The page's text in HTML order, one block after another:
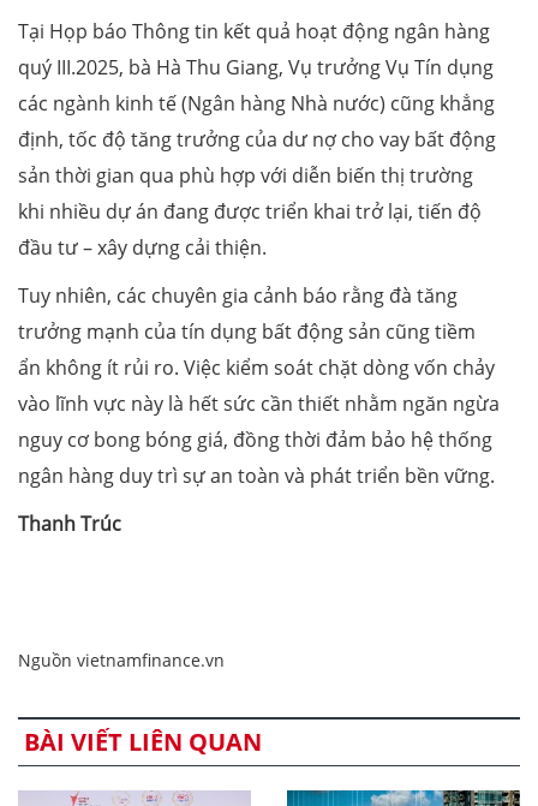
Tại Họp báo Thông tin kết quả hoạt động ngân hàng
quý III.2025, bà Hà Thu Giang, Vụ trưởng Vụ Tín dụng
các ngành kinh tế (Ngân hàng Nhà nước) cũng khẳng
định, tốc độ tăng trưởng của dư nợ cho vay bất động
sản thời gian qua phù hợp với diễn biến thị trường
khi nhiều dự án đang được triển khai trở lại, tiến độ
đầu tư – xây dựng cải thiện.
Tuy nhiên, các chuyên gia cảnh báo rằng đà tăng
trưởng mạnh của tín dụng bất động sản cũng tiềm
ẩn không ít rủi ro. Việc kiểm soát chặt dòng vốn chảy
vào lĩnh vực này là hết sức cần thiết nhằm ngăn ngừa
nguy cơ bong bóng giá, đồng thời đảm bảo hệ thống
ngân hàng duy trì sự an toàn và phát triển bền vững.
Thanh Trúc
Nguồn vietnamfinance.vn
BÀI VIẾT LIÊN QUAN